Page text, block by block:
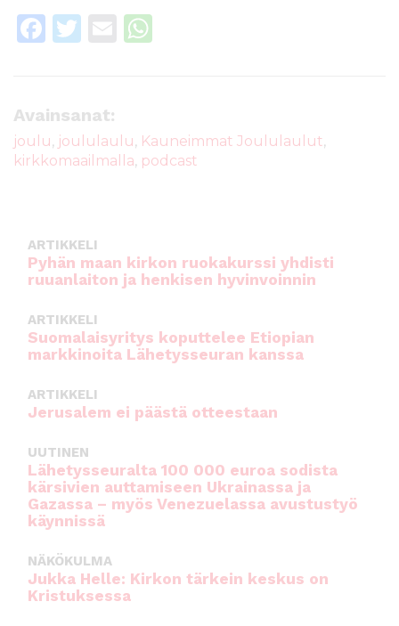
F
e
b
o
T
te
r
E
A
p
Avainsanat:
joulu, joululaulu, Kauneimmat Joululaulut,
kirkkomaailmalla, podcast
ARTIKKELI
Pyhän maan kirkon ruokakurssi yhdisti
ruuanlaiton ja henkisen hyvinvoinnin
ARTIKKELI
Suomalaisyritys koputtelee Etiopian
markkinoita Lähetysseuran kanssa
ARTIKKELI
Jerusalem ei päästä otteestaan
UUTINEN
Lähetysseuralta 100 000 euroa sodista
kärsivien auttamiseen Ukrainassa ja
Gazassa – myös Venezuelassa avustustyö
käynnissä
NÄKÖKULMA
Jukka Helle: Kirkon tärkein keskus on
Kristuksessa